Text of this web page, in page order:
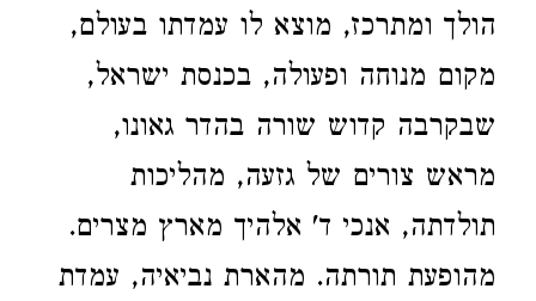
הולך ומתרכז, מוצא לו עמדתו בעולם,
מקום מנוחה ופעולה, בכנסת ישראל,
שבקרבה קדוש שורה בהדר גאונו,
מראש צורים של גזעה, מהליכות
תולדתה, אנכי ד' אלהיך מארץ מצרים.
מהופעת תורתה. מהארת נביאיה, עמדת